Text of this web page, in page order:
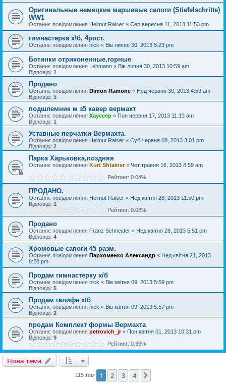
Оригинальные немецкие маршевые сапоги (Stiefelschritte)
WW1
Останнє повідомлення Helmut Raiser « Сер вересня 11, 2013 11:53 pm
гимнастерка х\б, 4рост.
Останнє повідомлення nick « Вів липня 30, 2013 5:23 pm
Ботинки отриконенные,горные
Останнє повідомлення Lehmann « Вів липня 30, 2013 10:59 am
Відповіді: 1
Продано
Останнє повідомлення Dimon Ramone « Нед червня 30, 2013 4:59 am
Відповіді: 5
подшлемник м з5 кавер вермахт
Останнє повідомлення Хауссер « Пон червня 17, 2013 11:13 am
Відповіді: 1
Уставные перчатки Вермахта.
Останнє повідомлення Helmut Raiser « Суб червня 08, 2013 3:01 pm
Відповіді: 2
Парка Харьковка,поздняя
Останнє повідомлення Kurt Shtainer« Чет травня 16, 2013 8:59 am
Рейтинг: 0.04%
ПРОДАНО.
Останнє повідомлення Helmut Raiser « Нед квітня 28, 2013 11:50 pm
Відповіді: 1
Рейтинг: 0.08%
Продано
Останнє повідомлення Franz Schneider « Нед квітня 28, 2013 5:51 pm
Відповіді: 4
Хромовые сапоги 45 разм.
Останнє повідомлення Пархоменко Александр « Нед квітня 21, 2013
8:28 pm
Продам гимнастерку х/б
Останнє повідомлення nick « Вів квітня 09, 2013 5:59 pm
Відповіді: 5
Продам галифе х/б
Останнє повідомлення nick « Вів квітня 09, 2013 5:57 pm
Відповіді: 2
продам Комплект формы Вермахта
Останнє повідомлення petrovich_jr« Пон квітня 01, 2013 10:31 pm
Відповіді: 9
Рейтинг: 0.36%
Нова тема
115 тем 1 2 3 4